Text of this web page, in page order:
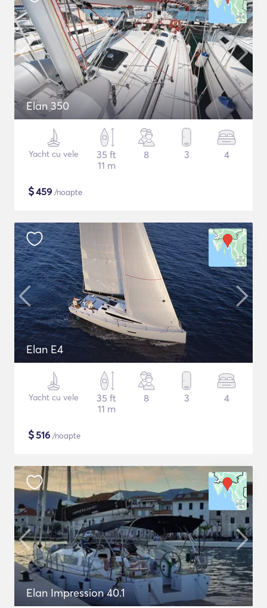
Elan 350
Yacht cu vele
35 ft
11 m
8 3 4
$459 /noapte
Elan E4
Yacht cu vele
35 ft
11 m
8 3 4
$516 /noapte
Elan Impression 40.1